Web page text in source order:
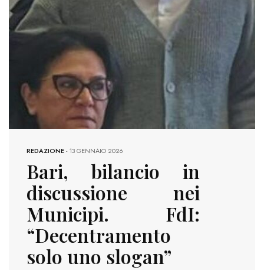
REDAZIONE-13 GENNAIO 2026
Bari, bilancio in
discussione nei
Municipi. FdI:
“Decentramento
solo uno slogan”